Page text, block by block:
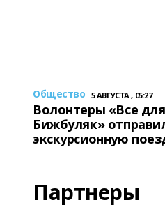
Общество 5 АВГУСТА , 05:27
Волонтеры «Все
Бижбуляк»
экскурсионную
Партнеры